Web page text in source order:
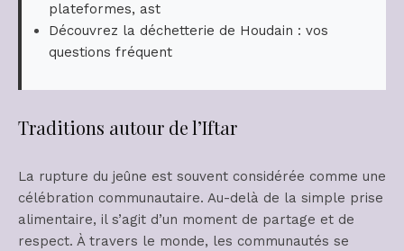
plateformes, ast
Découvrez la déchetterie de Houdain : vos
questions fréquent
Traditions autour de l’Iftar
La rupture du jeûne est souvent considérée comme une
célébration communautaire. Au-delà de la simple prise
alimentaire, il s’agit d’un moment de partage et de
respect. À travers le monde, les communautés se